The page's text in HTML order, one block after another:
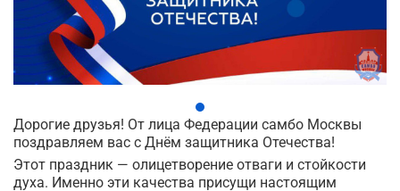
Дорогие друзья! От лица Федерации самбо Москвы
поздравляем вас с Днём защитника Отечества!
Этот праздник — олицетворение отваги и стойкости
духа. Именно эти качества присущи настоящим